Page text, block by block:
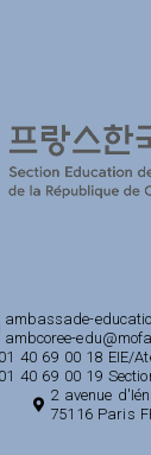
ambassade-
ambcoree-
40 69 00 18 EIE/
40 69 00 19
2 avenue
75116 Paris